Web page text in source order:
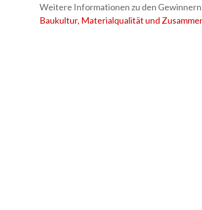
Weitere Informationen zu den
Baukultur, Materialqualität und